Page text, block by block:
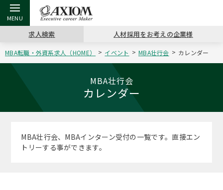
戻る
アクシアムの特長
戻る
サービス案内
戻る
戻る
キャリア支援 TOP
キャリアデザイン講座
（最新求人市場動向）
戻る
ステージ別アドバイス
戻る
戻る
転職ツール TOP
英文レジュメの書き方
戻る
日本語履歴書テンプレート
戻る
転職コラム TOP
“展”職相談室
コンサルティングの現場から
戻る
イベント・セミナー TOP
キャリアデザインセミナー
ジョブフェア
戻る
会社概要 TOP
アクセス
求人検索 人材採用をお考えの企業様
MBA転職・外資系求人（HOME） イベント MBA壮行会 カレンダー
MBA壮行会
カレンダー
MBA壮行会、MBAインターン受付の一覧です。直接エン
トリーする事ができます。